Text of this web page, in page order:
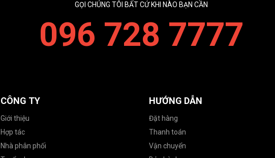
GỌI CHÚNG TÔI BẤT CỨ KHI NÀO BẠN CẦN
096 728 7777
CÔNG TY
Giới thiệu
Hợp tác
Nhà phân phối
HƯỚNG DẪN
Đặt hàng
Thanh toán
Vận chuyển